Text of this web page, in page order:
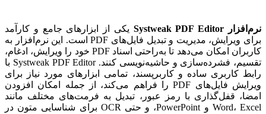
نرم‌افزار Systweak PDF Editor
یکی از ابزارهای جامع و کارآمد
برای ویرایش، مدیریت و تبدیل فایل‌های PDF است. این نرم‌افزار به
کاربران امکان می‌دهد تا به‌راحتی اسناد PDF خود را ویرایش، ادغام،
تقسیم، فشرده‌سازی و حاشیه‌نویسی کنند. Systweak PDF Editor با
رابط کاربری ساده و کاربرپسند، تمامی ابزارهای مورد نیاز برای
ویرایش فایل‌های PDF را فراهم می‌کند، از جمله امکان افزودن
امضا، قفل‌گذاری با رمز عبور، تبدیل به فرمت‌های مختلف مانند
Word، Excel و PowerPoint، و حتی OCR برای شناسایی متون در